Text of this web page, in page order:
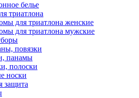
белье
триатлона
для триатлона женские
для триатлона мужские
повязки
панамы
полоски
носки
защита